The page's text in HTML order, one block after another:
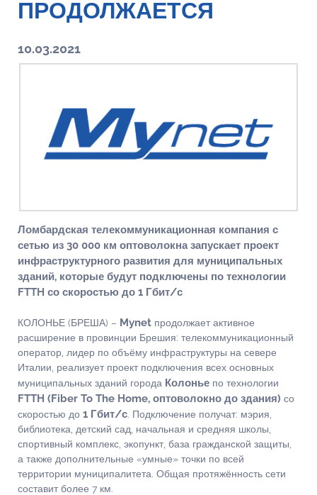
ПРОДОЛЖАЕТСЯ
10.03.2021
Ломбардская телекоммуникационная компания с
сетью из 30 000 км оптоволокна запускает проект
инфраструктурного развития для муниципальных
зданий, которые будут подключены по технологии
FTTH со скоростью до 1 Гбит/с
КОЛОНЬЕ (БРЕША) – Mynet продолжает активное
расширение в провинции Брешия: телекоммуникационный
оператор, лидер по объёму инфраструктуры на севере
Италии, реализует проект подключения всех основных
муниципальных зданий города Колонье по технологии
FTTH (Fiber To The Home, оптоволокно до здания) со
скоростью до 1 Гбит/с. Подключение получат: мэрия,
библиотека, детский сад, начальная и средняя школы,
спортивный комплекс, экопункт, база гражданской защиты,
а также дополнительные «умные» точки по всей
территории муниципалитета. Общая протяжённость сети
составит более 7 км.